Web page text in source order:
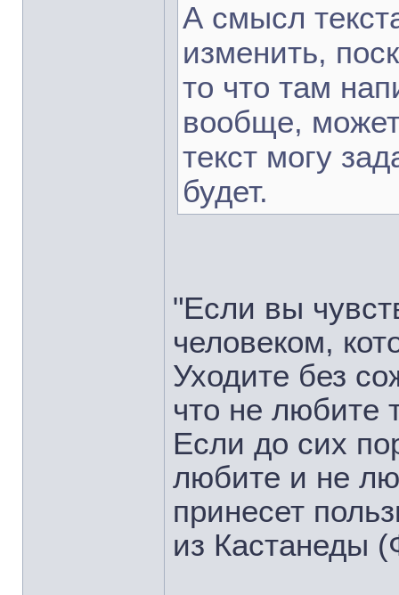
А смысл
изменить,
то что там
вообще,
текст могу
будет.
"Если вы
человеком,
Уходите без
что не любите
Если до сих
любите и не
принесет
из Кастанеды